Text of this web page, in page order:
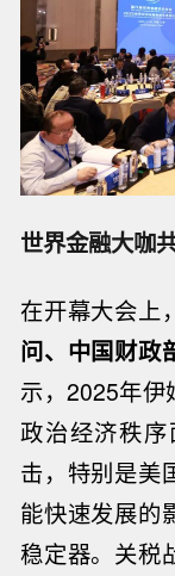
世界金融大咖
在开幕大会上，
问、中国财政
示，2025年伊
政治经济秩
击，特别是美
能快速发展的
稳定器。关税